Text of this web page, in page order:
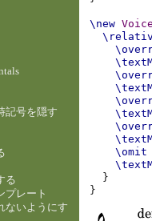
\new Voice
\omit
}
}
記号を隠す
る
プレート
ないようにす